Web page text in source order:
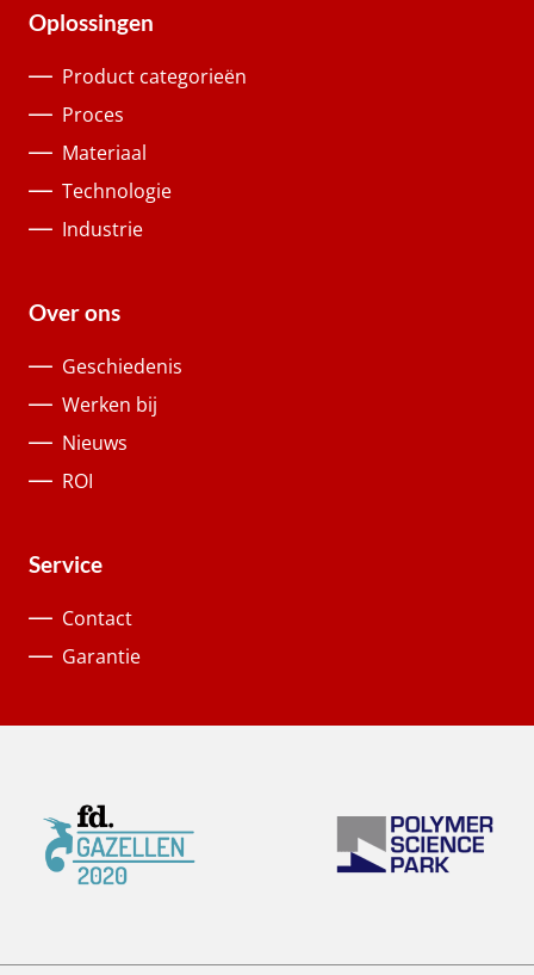
Oplossingen
Product categorieën
Proces
Materiaal
Technologie
Industrie
Over ons
Geschiedenis
Werken bij
Nieuws
ROI
Service
Contact
Garantie